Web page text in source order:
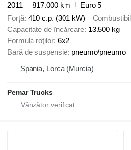
2011
817.000 km
Euro 5
Forţă 410 c.p. (301 kW) Combustibil
Capacitate de încărcare 13.500 kg
Formula roţilor 6x2
Bară de suspensie pneumo/pneumo
Spania, Lorca (Murcia)
Pemar Trucks